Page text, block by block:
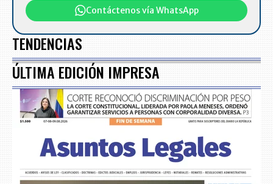
Contáctenos vía WhatsApp
TENDENCIAS
ÚLTIMA EDICIÓN IMPRESA